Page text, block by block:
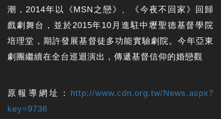
潮，2014年以《MSN之戀》、《今夜不回家》回歸
戲劇舞台，並於2015年10月進駐中壢聖德基督學院
培理堂，期許發展基督徒多功能實驗劇院。今年亞東
劇團繼續在全台巡迴演出，傳遞基督信仰的婚戀觀
原報導網址： http://www.cdn.org.tw/News.aspx?
key=9736